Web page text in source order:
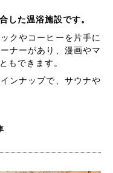
した温浴施設です。
クやコーヒーを片手に
ナーがあり、漫画やマ
もできます。
ンナップで、サウナや